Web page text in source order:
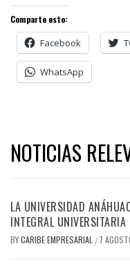
Comparte esto:
Facebook
WhatsApp
NOTICIAS
LA UNIVERSIDAD
INTEGRAL
BYCARIBE EMPRESARIAL / 7